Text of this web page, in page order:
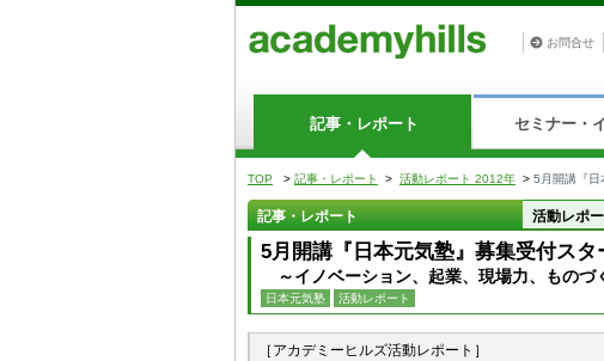
お問合せ
記事・レポート セミナー・
TOP > 記事・レポート > 活動レポート 2012年 > 5月開講『日
記事・レポート 活動レポ
5月開講『日本元気塾』募集受付スタ
～イノベーション、起業、現場力、ものづ
日本元気塾 活動レポート
［アカデミーヒルズ活動レポート］